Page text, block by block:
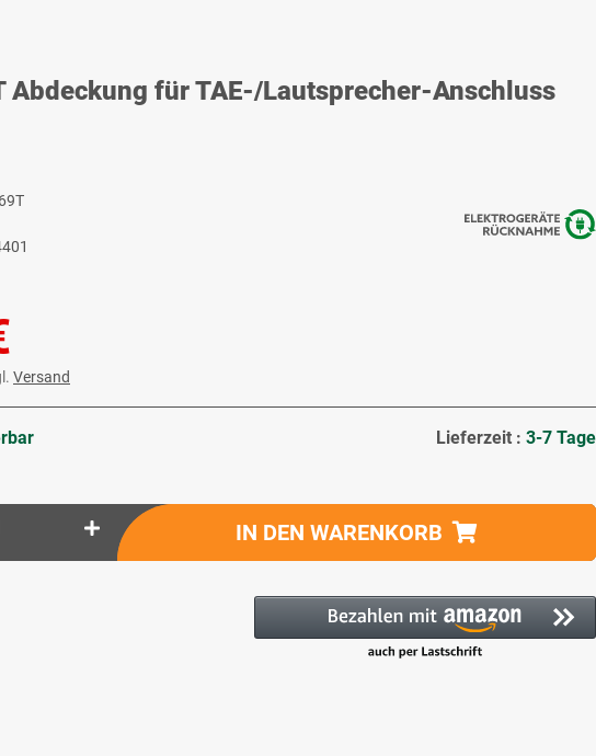
Abdeckung für TAE-/Lautsprecher-Anschluss
Versand
Lieferzeit : 3-7 Tage
IN DEN WARENKORB